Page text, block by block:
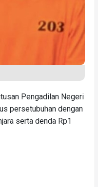
Pengadilan Negeri
persetubuhan dengan
serta denda Rp1